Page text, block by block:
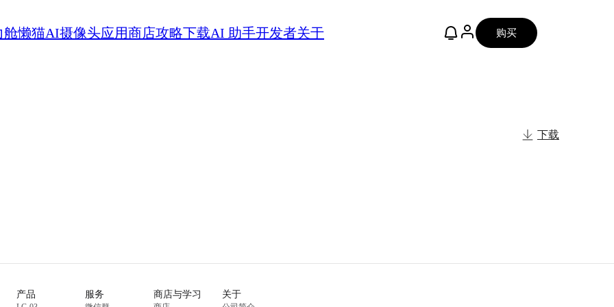
舱懒猫AI摄像头应用商店攻略下载AI 助手开发者关于 购买
下载
产品 服务 商店与学习 关于